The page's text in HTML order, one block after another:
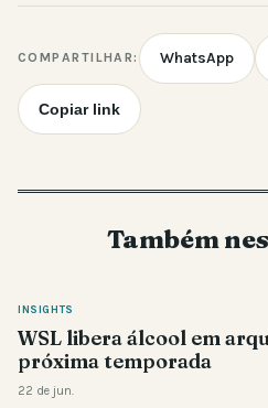
COMPARTILHAR: WhatsApp
Copiar link
Também
INSIGHTS
WSL libera álcool em
próxima temporada
22 de jun.